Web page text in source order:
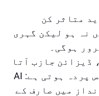
ان پیکڈ ۲۰۲۶ شاید متاثر کن
نہ ہو لیکن گہری
ہوگی۔
ڈیزائن جازب آتا
ہے، لیکن حقیقی تبدیلی پس پردہ ہوتی ہے: AI
میں صارف کے